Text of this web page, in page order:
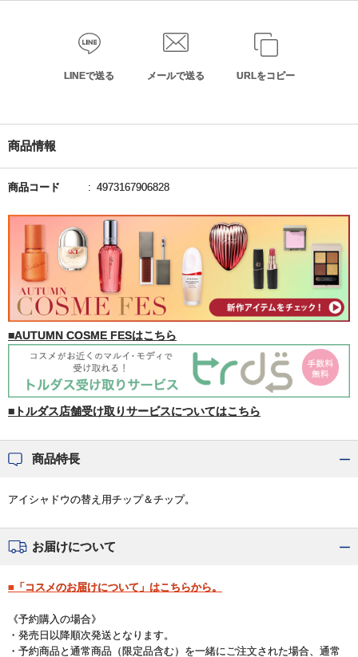
LINEで送る メールで送る URLをコピー
商品情報
商品コード 4973167906828
■AUTUMN COSME FESはこちら
■トルダス店舗受け取りサービスについてはこちら
商品特長
アイシャドウの替え用チップ＆チップ。
お届けについて
■「コスメのお届けについて」はこちらから。
《予約購入の場合》
・発売日以降順次発送となります。
・予約商品と通常商品（限定品含む）を一緒にご注文された場合、通常